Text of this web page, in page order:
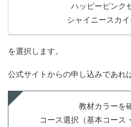
ハッピーピンク
シャイニースカ
を選択します。
公式サイトからの申し込みであれ
教材カラーを
コース選択（基本コース